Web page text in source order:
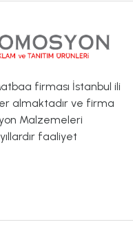
firması İstanbul ili
almaktadır ve firma
Malzemeleri
faaliyet